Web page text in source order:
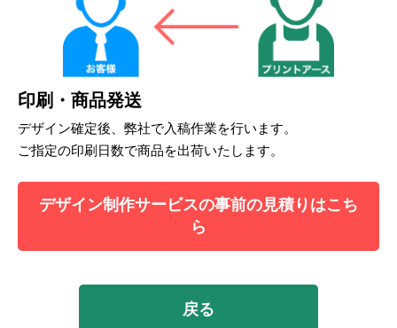
印刷・商品発送
デザイン確定後、弊社で入稿作業を行います。
ご指定の印刷日数で商品を出荷いたします。
デザイン制作サービスの事前の見積りはこち
ら
戻る